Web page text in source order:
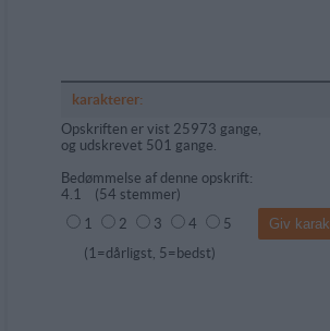
karakterer:
Opskriften er vist 25973 gange,
og udskrevet 501 gange.
Bedømmelse af denne opskrift:
4.1 (54 stemmer)
1
2 3 4
5
(1=dårligst, 5=bedst)